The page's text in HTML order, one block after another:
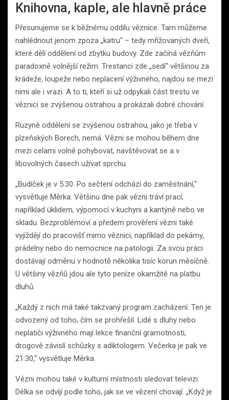
Knihovna, kaple, ale hlavně práce
Přesunujeme se k běžnému oddílu věznice. Tam můžeme
nahlédnout jenom zpoza „katru“ – tedy mřížovaných dveří,
které dělí oddělení od zbytku budovy. Zde začíná vězňům
paradoxně volnější režim. Trestanci zde „sedí“ většinou za
krádeže, loupeže nebo neplacení výživného, najdou se mezi
nimi ale i vrazi. A to ti, kteří si už odpykali část trestu ve
věznici se zvýšenou ostrahou a prokázali dobré chování.
Ruzyně oddělení se zvýšenou ostrahou, jako je třeba v
plzeňských Borech, nemá. Vězni se mohou během dne
mezi celami volně pohybovat, navštěvovat se a v
libovolných časech užívat sprchu.
„Budíček je v 5:30. Po sečtení odchází do zaměstnání,“
vysvětluje Měrka. Většinu dne pak vězni tráví prací,
například úklidem, výpomocí v kuchyni a kantýně nebo ve
skladu. Bezproblémoví a předem prověření vězni také
vyjíždějí do pracovišť mimo věznici, například do pekárny,
prádelny nebo do nemocnice na patologii. Za svou práci
dostávají odměnu v hodnotě několika tisíc korun měsíčně.
U většiny vězňů jdou ale tyto peníze okamžitě na platbu
dluhů.
„Každý z nich má také takzvaný program zacházení. Ten je
odvozený od toho, čím se prohřešil. Lidé s dluhy nebo
neplatiči výživného mají lekce finanční gramotnosti,
drogově závislí schůzky s adiktologem. Večerka je pak ve
21:30,“ vysvětluje Měrka.
Vězni mohou také v kulturní místnosti sledovat televizi.
Délka se odvíjí podle toho, jak se ve vězení chovají. „Když je